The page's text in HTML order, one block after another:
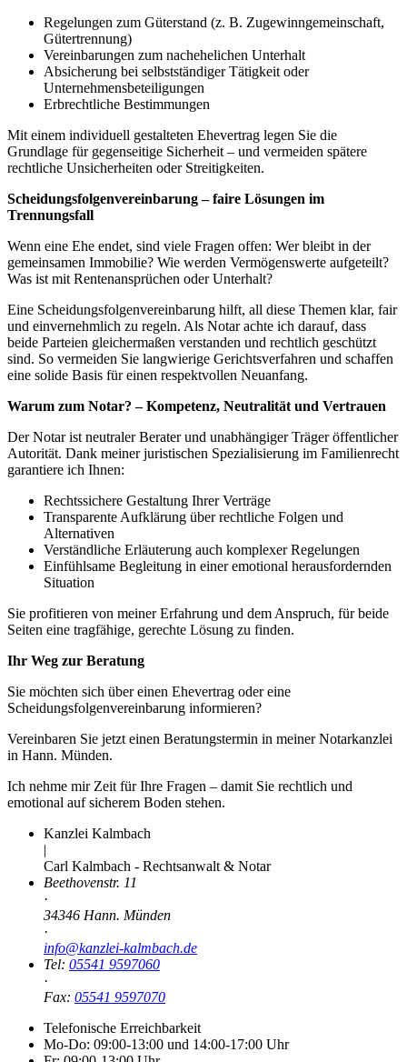
Regelungen zum Güterstand (z. B. Zugewinngemeinschaft,
Gütertrennung)
Vereinbarungen zum nachehelichen Unterhalt
Absicherung bei selbstständiger Tätigkeit oder
Unternehmensbeteiligungen
Erbrechtliche Bestimmungen
Mit einem individuell gestalteten Ehevertrag legen Sie die
Grundlage für gegenseitige Sicherheit – und vermeiden spätere
rechtliche Unsicherheiten oder Streitigkeiten.
Scheidungsfolgenvereinbarung – faire Lösungen im
Trennungsfall
Wenn eine Ehe endet, sind viele Fragen offen: Wer bleibt in der
gemeinsamen Immobilie? Wie werden Vermögenswerte aufgeteilt?
Was ist mit Rentenansprüchen oder Unterhalt?
Eine Scheidungsfolgenvereinbarung hilft, all diese Themen klar, fair
und einvernehmlich zu regeln. Als Notar achte ich darauf, dass
beide Parteien gleichermaßen verstanden und rechtlich geschützt
sind. So vermeiden Sie langwierige Gerichtsverfahren und schaffen
eine solide Basis für einen respektvollen Neuanfang.
Warum zum Notar? – Kompetenz, Neutralität und Vertrauen
Der Notar ist neutraler Berater und unabhängiger Träger öffentlicher
Autorität. Dank meiner juristischen Spezialisierung im Familienrecht
garantiere ich Ihnen:
Rechtssichere Gestaltung Ihrer Verträge
Transparente Aufklärung über rechtliche Folgen und
Alternativen
Verständliche Erläuterung auch komplexer Regelungen
Einfühlsame Begleitung in einer emotional herausfordernden
Situation
Sie profitieren von meiner Erfahrung und dem Anspruch, für beide
Seiten eine tragfähige, gerechte Lösung zu finden.
Ihr Weg zur Beratung
Sie möchten sich über einen Ehevertrag oder eine
Scheidungsfolgenvereinbarung informieren?
Vereinbaren Sie jetzt einen Beratungstermin in meiner Notarkanzlei
in Hann. Münden.
Ich nehme mir Zeit für Ihre Fragen – damit Sie rechtlich und
emotional auf sicherem Boden stehen.
Kanzlei Kalmbach
|
Carl Kalmbach - Rechtsanwalt & Notar
Beethovenstr. 11
·
34346 Hann. Münden
·
info@kanzlei-kalmbach.de
Tel: 05541 9597060
·
Fax: 05541 9597070
Telefonische Erreichbarkeit
Mo-Do: 09:00-13:00 und 14:00-17:00 Uhr